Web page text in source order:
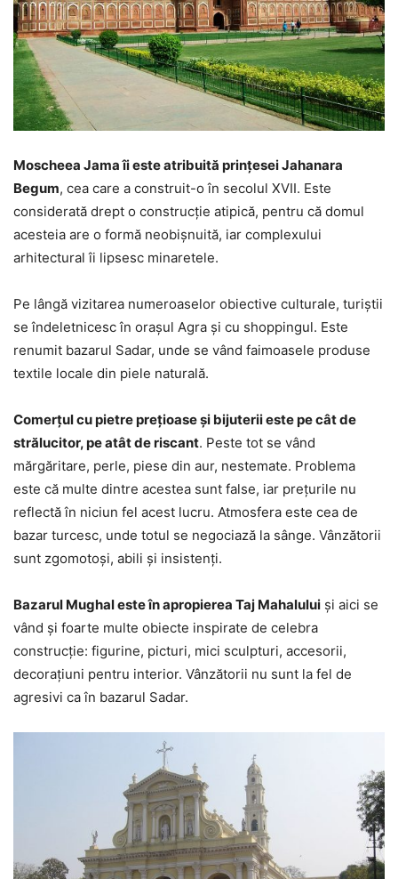
Moscheea Jama îi este atribuită prințesei Jahanara
Begum, cea care a construit-o în secolul XVII. Este
considerată drept o construcție atipică, pentru că domul
acesteia are o formă neobișnuită, iar complexului
arhitectural îi lipsesc minaretele.
Pe lângă vizitarea numeroaselor obiective culturale, turiștii
se îndeletnicesc în orașul Agra și cu shoppingul. Este
renumit bazarul Sadar, unde se vând faimoasele produse
textile locale din piele naturală.
Comerțul cu pietre prețioase și bijuterii este pe cât de
strălucitor, pe atât de riscant. Peste tot se vând
mărgăritare, perle, piese din aur, nestemate. Problema
este că multe dintre acestea sunt false, iar prețurile nu
reflectă în niciun fel acest lucru. Atmosfera este cea de
bazar turcesc, unde totul se negociază la sânge. Vânzătorii
sunt zgomotoși, abili și insistenți.
Bazarul Mughal este în apropierea Taj Mahalului și aici se
vând și foarte multe obiecte inspirate de celebra
construcție: figurine, picturi, mici sculpturi, accesorii,
decorațiuni pentru interior. Vânzătorii nu sunt la fel de
agresivi ca în bazarul Sadar.